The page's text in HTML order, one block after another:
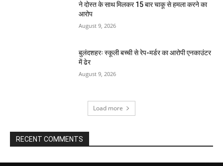
ने दोस्त के साथ मिलकर 15 बार चाकू से हमला करने का
आरोप
August 9, 2026
बुलंदशहरः स्कूली बच्ची से रेप-मर्डर का आरोपी एनकाउंटर
में ढेर
August 9, 2026
Load more
RECENT COMMENTS